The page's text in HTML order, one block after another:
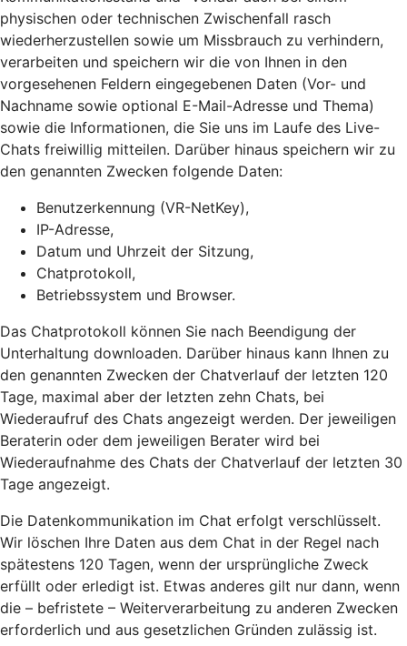
physischen oder technischen Zwischenfall rasch
wiederherzustellen sowie um Missbrauch zu verhindern,
verarbeiten und speichern wir die von Ihnen in den
vorgesehenen Feldern eingegebenen Daten (Vor- und
Nachname sowie optional E-Mail-Adresse und Thema)
sowie die Informationen, die Sie uns im Laufe des Live-
Chats freiwillig mitteilen. Darüber hinaus speichern wir zu
den genannten Zwecken folgende Daten:
Benutzerkennung (VR-NetKey),
IP-Adresse,
Datum und Uhrzeit der Sitzung,
Chatprotokoll,
Betriebssystem und Browser.
Das Chatprotokoll können Sie nach Beendigung der
Unterhaltung downloaden. Darüber hinaus kann Ihnen zu
den genannten Zwecken der Chatverlauf der letzten 120
Tage, maximal aber der letzten zehn Chats, bei
Wiederaufruf des Chats angezeigt werden. Der jeweiligen
Beraterin oder dem jeweiligen Berater wird bei
Wiederaufnahme des Chats der Chatverlauf der letzten 30
Tage angezeigt.
Die Datenkommunikation im Chat erfolgt verschlüsselt.
Wir löschen Ihre Daten aus dem Chat in der Regel nach
spätestens 120 Tagen, wenn der ursprüngliche Zweck
erfüllt oder erledigt ist. Etwas anderes gilt nur dann, wenn
die – befristete – Weiterverarbeitung zu anderen Zwecken
erforderlich und aus gesetzlichen Gründen zulässig ist.